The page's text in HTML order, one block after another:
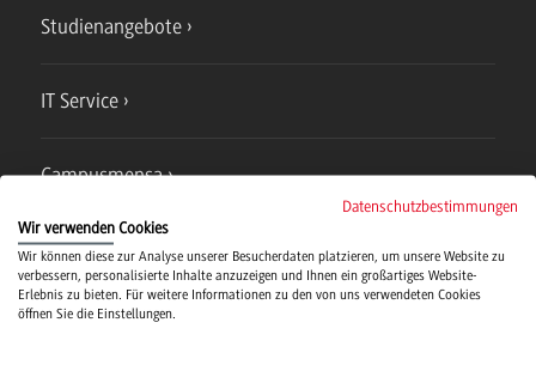
Studienangebote
IT Service
Campusmensa
Hochschulsport
Verwaltung
Datenschutzbestimmungen
Wir verwenden Cookies
Wir können diese zur Analyse unserer Besucherdaten platzieren, um unsere Website zu
verbessern, personalisierte Inhalte anzuzeigen und Ihnen ein großartiges Website-
Erlebnis zu bieten. Für weitere Informationen zu den von uns verwendeten Cookies
öffnen Sie die Einstellungen.